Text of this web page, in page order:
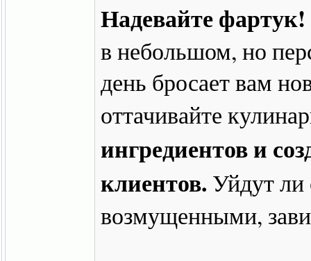
Надевайте фартук!
в небольшом, но
день бросает вам
оттачивайте
ингредиентов и
клиентов. Уйдут
возмущенными,